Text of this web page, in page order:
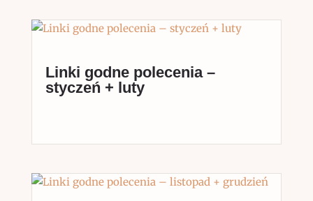
Linki godne polecenia –
styczeń + luty